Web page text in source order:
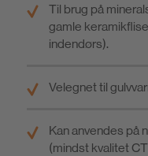
Til brug på
gamle
indendørs).
Velegnet til
Kan anvendes på
(mindst kvalitet